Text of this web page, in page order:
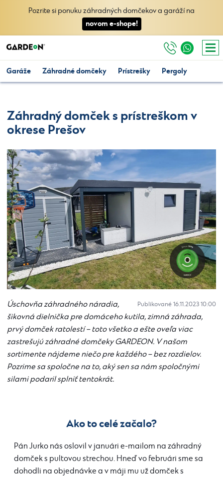
Pozrite si ponuku záhradných domčekov a garáží na
novom e-shope!
Garáže Záhradné domčeky Prístrešky Pergoly
Záhradný domček s prístreškom v
okrese Prešov
Publikované 16.11.2023 10:00
Úschovňa záhradného náradia,
šikovná dielnička pre domáceho kutila, zimná záhrada,
prvý domček ratolestí – toto všetko a ešte oveľa viac
zastrešujú záhradné domčeky GARDEON. V našom
sortimente nájdeme niečo pre každého – bez rozdielov.
Pozrime sa spoločne na to, aký sen sa nám spoločnými
silami podaril splniť tentokrát.
Ako to celé začalo?
Pán Jurko nás oslovil v januári e-mailom na záhradný
domček s pultovou strechou. Hneď vo februári sme sa
dohodli na objednávke a v máji mu už domček s